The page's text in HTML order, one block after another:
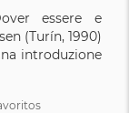
essere e
(Turín, 1990)
introduzione